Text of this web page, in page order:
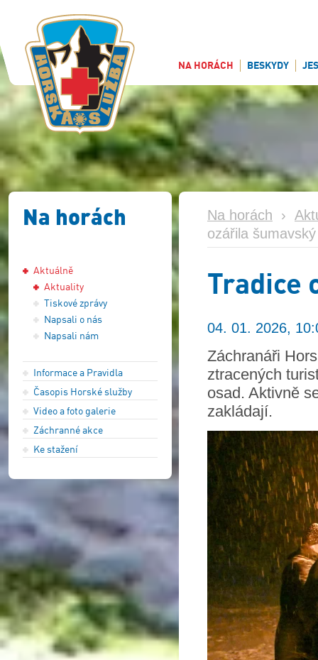
NA HORÁCH BESKYDY
Na horách
Aktuálně
Aktuality
Tiskové zprávy
Napsali o nás
Napsali nám
Informace a Pravidla
Časopis Horské služby
Video a foto galerie
Záchranné akce
Ke stažení
Na horách ›
ozářila
Tradice
04. 01. 2026,
Záchranáři
ztracených
osad. Aktivně
zakládají.